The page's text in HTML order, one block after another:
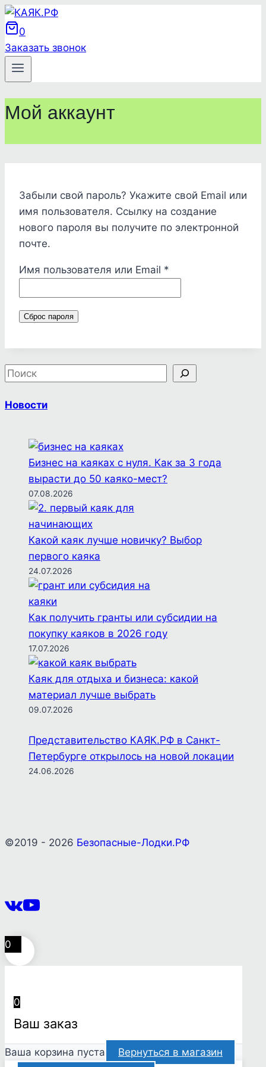
Перейти
к
содержимому
0
Заказать звонок
Мой аккаунт
Забыли свой пароль? Укажите свой Email или
имя пользователя. Ссылку на создание
нового пароля вы получите по электронной
почте.
Имя пользователя или Email *
Сброс пароля
Новости
Бизнес на каяках с нуля. Как за 3 года
вырасти до 50 каяко-мест?
07.08.2026
Какой каяк лучше новичку? Выбор
первого каяка
24.07.2026
Как получить гранты или субсидии на
покупку каяков в 2026 году
17.07.2026
Каяк для отдыха и бизнеса: какой
материал лучше выбрать
09.07.2026
Представительство КАЯК.РФ в Санкт-
Петербурге открылось на новой локации
24.06.2026
©2019 - 2026 Безопасные-Лодки.РФ
0
0
Ваш заказ
Ваша корзина пуста Вернуться в магазин